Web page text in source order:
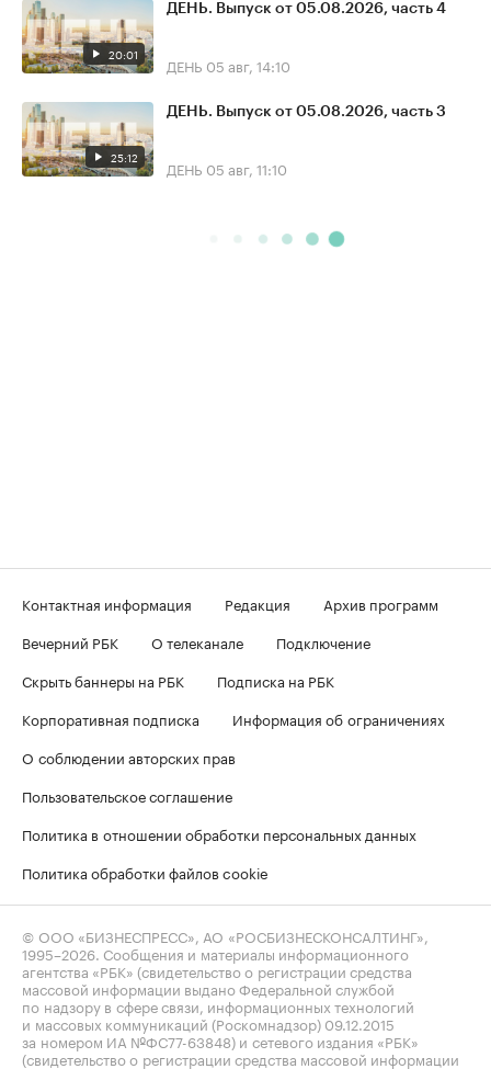
20:01
ДЕНЬ. Выпуск от 05.08.2026, часть 4
ДЕНЬ 05 авг, 14:10
25:12
ДЕНЬ. Выпуск от 05.08.2026, часть 3
ДЕНЬ 05 авг, 11:10
Контактная информация Редакция
Архив программ
Вечерний РБК
О телеканале
Подключение
Скрыть баннеры на РБК
Подписка на РБК
Корпоративная подписка
Информация об ограничениях
О соблюдении авторских прав
Пользовательское соглашение
Политика в отношении обработки персональных данных
Политика обработки файлов cookie
© ООО «БИЗНЕСПРЕСС», АО «РОСБИЗНЕСКОНСАЛТИНГ»,
1995–2026 . Сообщения и материалы информационного
агентства «РБК» (свидетельство о регистрации средства
массовой информации выдано Федеральной службой
по надзору в сфере связи, информационных технологий
и массовых коммуникаций (Роскомнадзор) 09.12.2015
за номером ИА №ФС77-63848) и сетевого издания «РБК»
(свидетельство о регистрации средства массовой информации